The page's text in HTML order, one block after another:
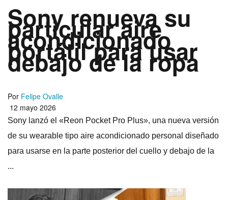
Sony renueva su
particular aire
acondicionado
portátil para usar
debajo de la ropa
Por Felipe Ovalle
12 mayo 2026
Sony lanzó el «Reon Pocket Pro Plus», una nueva versión
de su wearable tipo aire acondicionado personal diseñado
para usarse en la parte posterior del cuello y debajo de la
...